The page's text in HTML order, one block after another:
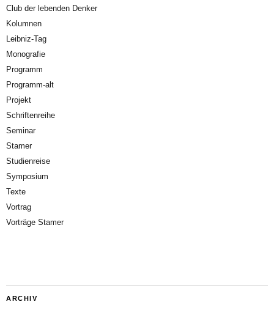
Club der lebenden Denker
Kolumnen
Leibniz-Tag
Monografie
Programm
Programm-alt
Projekt
Schriftenreihe
Seminar
Stamer
Studienreise
Symposium
Texte
Vortrag
Vorträge Stamer
ARCHIV